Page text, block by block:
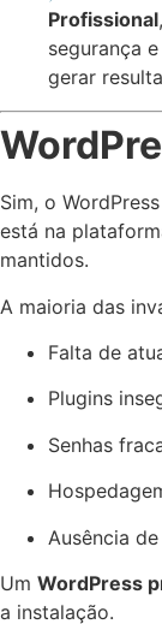
Profissional
segurança
gerar
Sim, o
está na
mantidos.
A maioria das
Falta de
Plugins
Senhas
Ausência
Um WordPress
a instalação.